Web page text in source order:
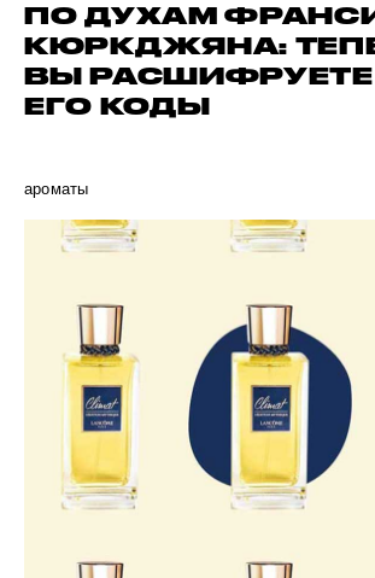
ПО ДУХАМ
КЮРКДЖЯНА:
ВЫ РАСШИФРУЕТЕ
ЕГО КОДЫ
ароматы